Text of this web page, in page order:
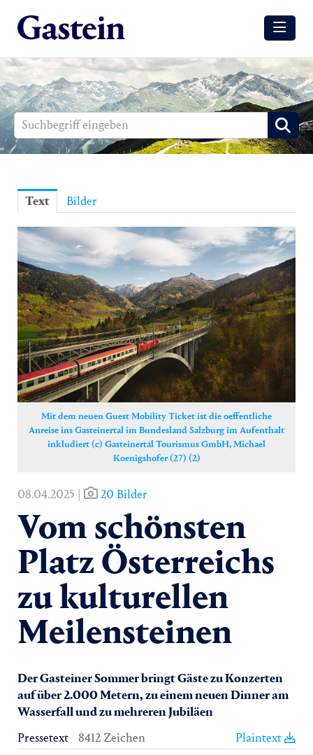
Meldungen
Winter
Media
Gesundheit
Sommer
Winter
Yoga
Pressekontakt
Text Bilder
Mit dem neuen Guest Mobility Ticket ist die oeffentliche
Anreise ins Gasteinertal im Bundesland Salzburg im Aufenthalt
inkludiert (c) Gasteinertal Tourismus GmbH, Michael
Koenigshofer (27) (2)
08.04.2025 | 20 Bilder
Vom schönsten
Platz Österreichs
zu kulturellen
Meilensteinen
Der Gasteiner Sommer bringt Gäste zu Konzerten
auf über 2.000 Metern, zu einem neuen Dinner am
Wasserfall und zu mehreren Jubiläen
Pressetext
8412 Zeichen
Plaintext